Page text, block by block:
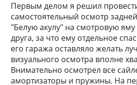
Первым делом я решил
самостоятельный осмотр
"Белую акулу" на смотровую
друга, за что ему отдельное
его гаража оставляло желать
визуального осмотра вполне
Внимательно осмотрел все
амортизаторы и пружины. На